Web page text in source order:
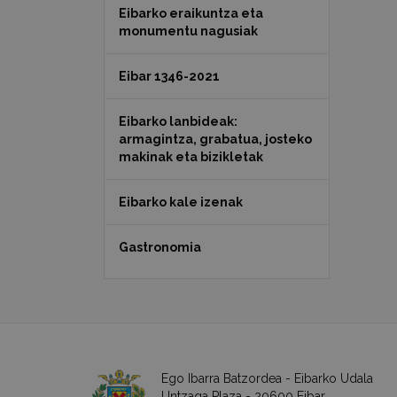
Eibarko eraikuntza eta
monumentu nagusiak
Eibar 1346-2021
Eibarko lanbideak:
armagintza, grabatua, josteko
makinak eta bizikletak
Eibarko kale izenak
Gastronomia
Ego Ibarra Batzordea - Eibarko Udala